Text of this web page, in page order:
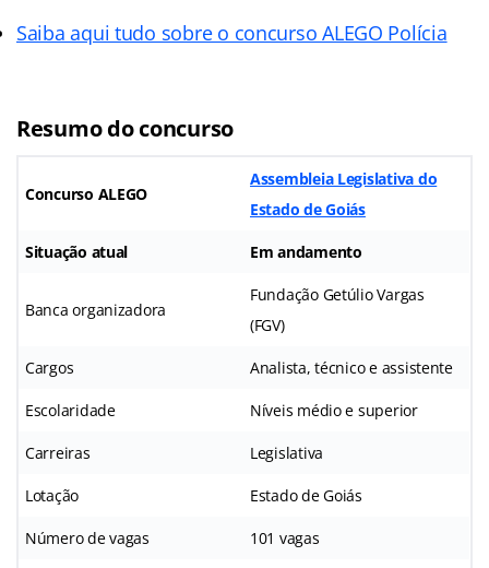
Saiba aqui tudo sobre o concurso ALEGO Polícia
Resumo do concurso
Concurso ALEGO
Assembleia Legislativa do
Estado de Goiás
Situação atual Em andamento
Banca organizadora
Fundação Getúlio Vargas
(FGV)
Cargos Analista, técnico e assistente
Escolaridade Níveis médio e superior
Carreiras Legislativa
Lotação Estado de Goiás
Número de vagas 101 vagas